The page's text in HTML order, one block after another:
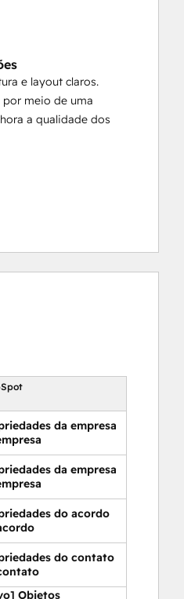
e layout claros.
por meio de uma
a qualidade dos
da empresa
da empresa
do acordo
do contato
Objetos